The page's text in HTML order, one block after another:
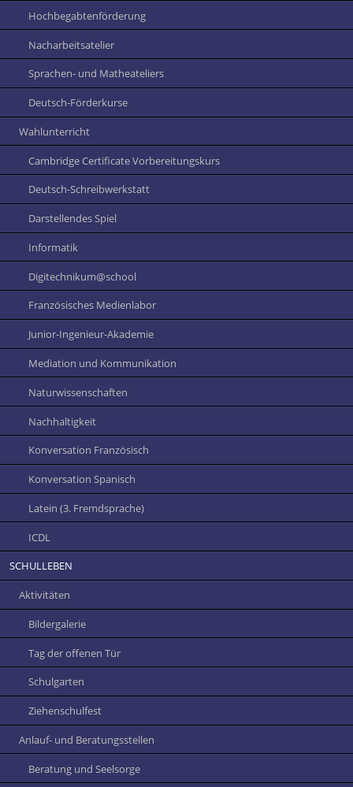
Hochbegabtenförderung
Nacharbeitsatelier
Sprachen- und Matheateliers
Deutsch-Förderkurse
Wahlunterricht
Cambridge Certificate Vorbereitungskurs
Deutsch-Schreibwerkstatt
Darstellendes Spiel
Informatik
Digitechnikum@school
Französisches Medienlabor
Junior-Ingenieur-Akademie
Mediation und Kommunikation
Naturwissenschaften
Nachhaltigkeit
Konversation Französisch
Konversation Spanisch
Latein (3. Fremdsprache)
ICDL
SCHULLEBEN
Aktivitäten
Bildergalerie
Tag der offenen Tür
Schulgarten
Ziehenschulfest
Anlauf- und Beratungsstellen
Beratung und Seelsorge